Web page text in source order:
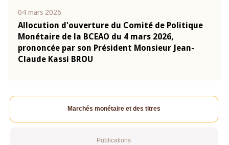
04 mars 2026
Allocution d'ouverture du Comité de Politique
Monétaire de la BCEAO du 4 mars 2026,
prononcée par son Président Monsieur Jean-
Claude Kassi BROU
Marchés monétaire et des titres
Publications